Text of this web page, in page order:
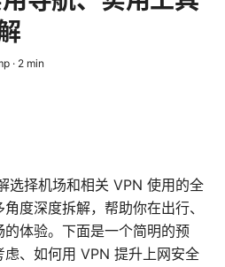
· 2 min
选择机场和相关 VPN 使用的全
度深度拆解，帮助你在出行、
体验。下面是一个简明的预
、如何用 VPN 提升上网安全